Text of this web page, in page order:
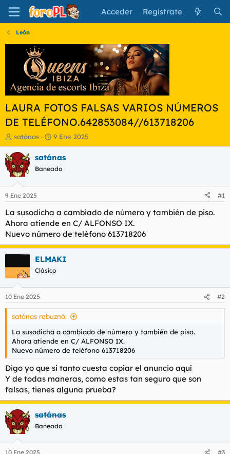
Acceder Regístrate
León
LAURA FOTOS FALSAS VARIOS NÚMEROS
DE TELÉFONO.642853084//613718206
I
n
i
c
i
a
d
o
r
e
l
t
e
m
a
satánas
F
e
c
a
i
n
i
c
i
o
9 Ene 2025
satánas
Baneado
9 Ene 2025 #1
La susodicha a cambiado de número y también de piso.
Ahora atiende en C/ ALFONSO IX.
Nuevo número de teléfono 613718206
ELMAKI
Clásico
10 Ene 2025 #2
satánas rebuznó:
La susodicha a cambiado de número y también de piso.
Ahora atiende en C/ ALFONSO IX.
Nuevo número de teléfono 613718206
Digo yo que si tanto cuesta copiar el anuncio aquí
Y de todas maneras, como estas tan seguro que son
falsas, tienes alguna prueba?
satánas
Baneado
10 Ene 2025 #3